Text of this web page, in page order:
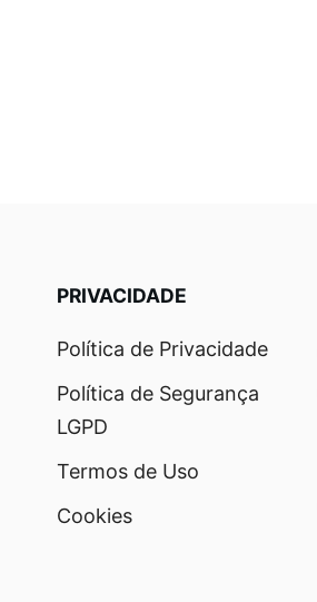
PRIVACIDADE
Política de Privacidade
Política de Segurança
LGPD
Termos de Uso
Cookies